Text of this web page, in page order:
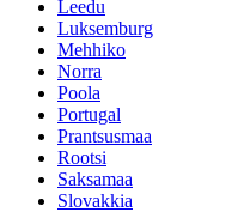
Leedu
Luksemburg
Mehhiko
Norra
Poola
Portugal
Prantsusmaa
Rootsi
Saksamaa
Slovakkia